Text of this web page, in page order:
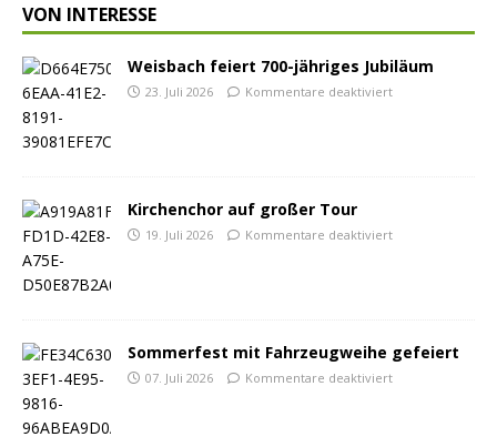
VON INTERESSE
Weisbach feiert 700-jähriges Jubiläum
23. Juli 2026 Kommentare deaktiviert
Kirchenchor auf großer Tour
19. Juli 2026 Kommentare deaktiviert
Sommerfest mit Fahrzeugweihe gefeiert
07. Juli 2026 Kommentare deaktiviert